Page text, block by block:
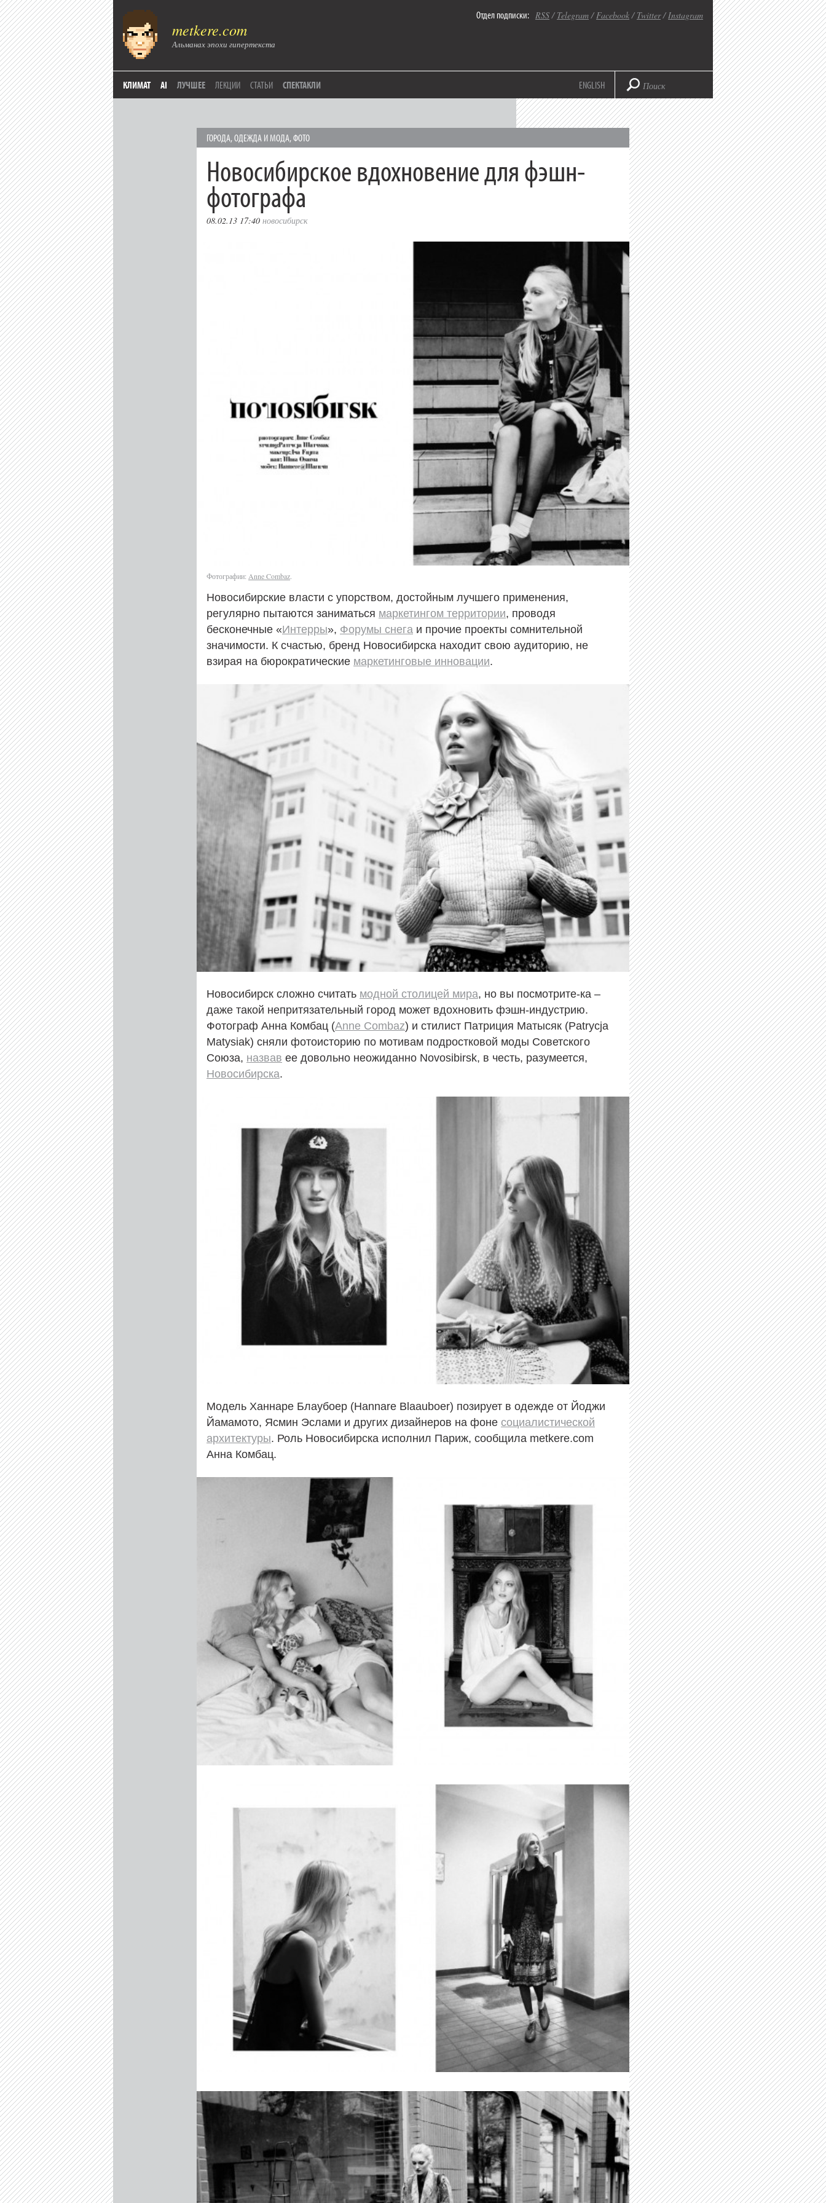
metkere.com
Альманах эпохи гипертекста
Отдел подписки: RSS/ Telegram/Facebook/ Twitter/Instagram
КЛИМАТ AI ЛУЧШЕЕ ЛЕКЦИИ СТАТЬИ СПЕКТАКЛИ ENGLISH
ГОРОДА,ОДЕЖДА И МОДА,ФОТО
Новосибирское вдохновение для фэшн-
фотографа
08.02.13 17:40 новосибирск
Фотографии: Anne Combaz
Новосибирские власти с упорством, достойным лучшего применения,
регулярно пытаются заниматься маркетингом территории, проводя
бесконечные «Интерры», Форумы снега и прочие проекты сомнительной
значимости. К счастью, бренд Новосибирска находит свою аудиторию, не
взирая на бюрократические маркетинговые инновации.
Новосибирск сложно считать модной столицей мира, но вы посмотрите-ка –
даже такой непритязательный город может вдохновить фэшн-индустрию.
Фотограф Анна Комбац (Anne Combaz) и стилист Патриция Матысяк (Patrycja
Matysiak) сняли фотоисторию по мотивам подростковой моды Советского
Союза, назвав ее довольно неожиданно Novosibirsk, в честь, разумеется,
Новосибирска.
Модель Ханнаре Блаубоер (Hannare Blaauboer) позирует в одежде от Йоджи
Йамамото, Ясмин Эслами и других дизайнеров на фоне социалистической
архитектуры. Роль Новосибирска исполнил Париж, сообщила metkere.com
Анна Комбац.